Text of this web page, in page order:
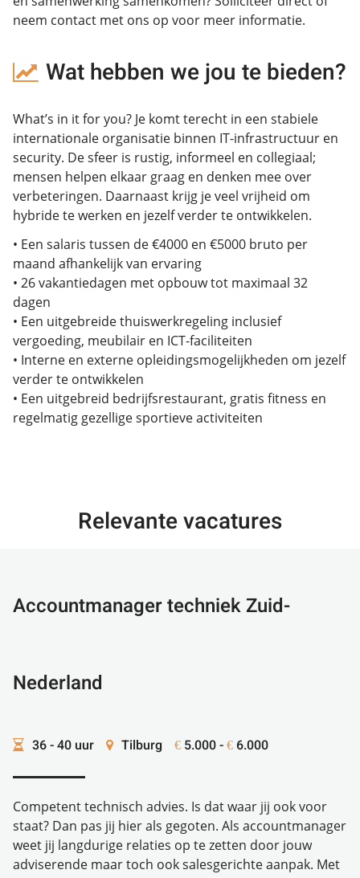
neem contact met ons op voor meer informatie.
Wat hebben we jou te bieden?
What’s in it for you? Je komt terecht in een stabiele
internationale organisatie binnen IT-infrastructuur en
security. De sfeer is rustig, informeel en collegiaal;
mensen helpen elkaar graag en denken mee over
verbeteringen. Daarnaast krijg je veel vrijheid om
hybride te werken en jezelf verder te ontwikkelen.
• Een salaris tussen de €4000 en €5000 bruto per
maand afhankelijk van ervaring
• 26 vakantiedagen met opbouw tot maximaal 32
dagen
• Een uitgebreide thuiswerkregeling inclusief
vergoeding, meubilair en ICT-faciliteiten
• Interne en externe opleidingsmogelijkheden om jezelf
verder te ontwikkelen
• Een uitgebreid bedrijfsrestaurant, gratis fitness en
regelmatig gezellige sportieve activiteiten
Relevante vacatures
Accountmanager techniek Zuid-
Nederland
36 - 40 uur Tilburg € 5.000 - € 6.000
Competent technisch advies. Is dat waar jij ook voor
staat? Dan pas jij hier als gegoten. Als accountmanager
weet jij langdurige relaties op te zetten door jouw
adviserende maar toch ook salesgerichte aanpak. Met